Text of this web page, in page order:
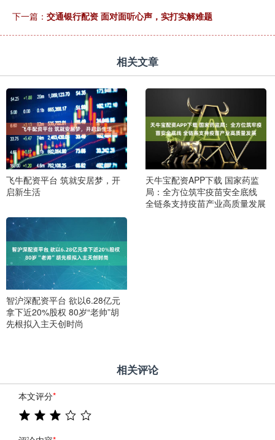
下一篇： 交通银行配资 面对面听心声，实打实解难题
相关文章
飞牛配资平台 筑就安居梦，开
启新生活
天牛宝配资APP下载 国家药监
局：全方位筑牢疫苗安全底线
全链条支持疫苗产业高质量发展
智沪深配资平台 欲以6.28亿元
拿下近20%股权 80岁“老帅”胡
先根拟入主天创时尚
相关评论
本文评分*